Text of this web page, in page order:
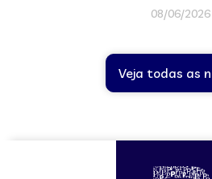
08/06/2026
Veja todas as